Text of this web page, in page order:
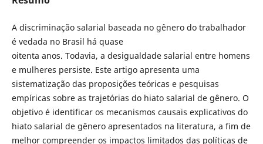
A discriminação salarial baseada no gênero do trabalhador
é vedada no Brasil há quase
oitenta anos. Todavia, a desigualdade salarial entre homens
e mulheres persiste. Este artigo apresenta uma
sistematização das proposições teóricas e pesquisas
empíricas sobre as trajetórias do hiato salarial de gênero. O
objetivo é identificar os mecanismos causais explicativos do
hiato salarial de gênero apresentados na literatura, a fim de
melhor compreender os impactos limitados das políticas de